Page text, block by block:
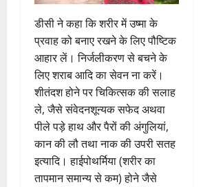
डीसी ने कहा कि शरीर में उष्मा के
प्रवाह को बनाए रखने के लिए पौष्टिक
आहार लें। निर्जलीकरण से बचने के
लिए शराब आदि का सेवन ना करें।
शीतंदश होने पर चिकित्सक की सलाह
ले, जैसे संवेदनशून्यक सफेद अथवा
पीले पड़े हाथ और पैरों की अंगुलियां,
कान की लौ तथा नाक की उपरी सतह
इत्यादि। हाईपोथर्मिया (शरीर का
तापमान समान्य से कम) होने जैसे